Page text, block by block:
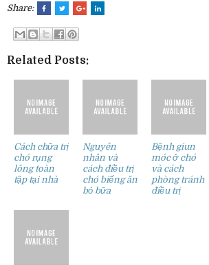
Share:
Related Posts:
Cách chữa trị
chó rụng
lông toàn
tập tại nhà
Nguyên
nhân và
cách điều trị
chó biếng ăn
bỏ bữa
Bệnh giun
móc ở chó
và cách
phòng tránh
điều trị